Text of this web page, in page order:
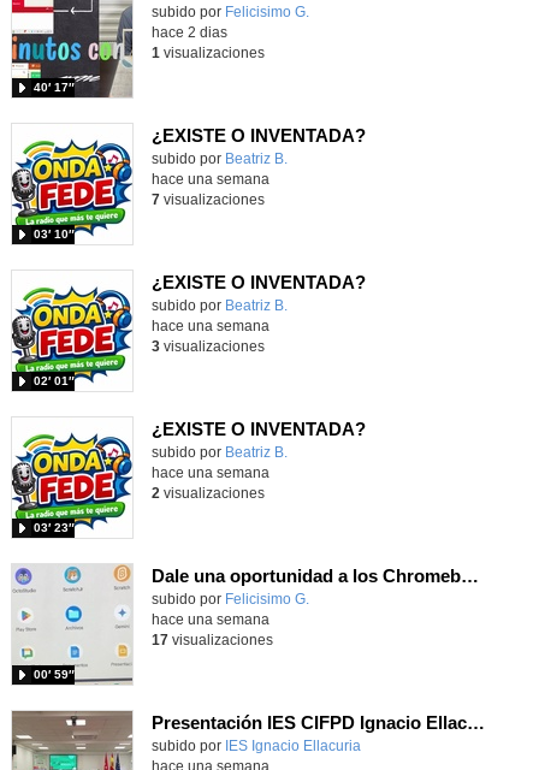
Contenido educativo.
subido por Felicisimo G.
40′ 17″
hace 2 dias
1 visualizaciones
¿EXISTE O INVENTADA?
Contenido educativo.
subido por Beatriz B.
03′ 10″
hace una semana
7visualizaciones
¿EXISTE O INVENTADA?
Contenido educativo.
subido por Beatriz B.
02′ 01″
hace una semana
3visualizaciones
¿EXISTE O INVENTADA?
Contenido educativo.
subido por Beatriz B.
03′ 23″
hace una semana
2 visualizaciones
Dale una oportunidad a los Chromebooks y utiliza un proyector para realizar talleres si no tienes pantallas táctiles
Contenido educativo.
subido por Felicisimo G.
00′ 59″
hace una semana
17visualizaciones
Presentación IES CIFPD Ignacio Ellacuría
Contenido educativo.
subido por IES Ignacio Ellacuria
hace una semana